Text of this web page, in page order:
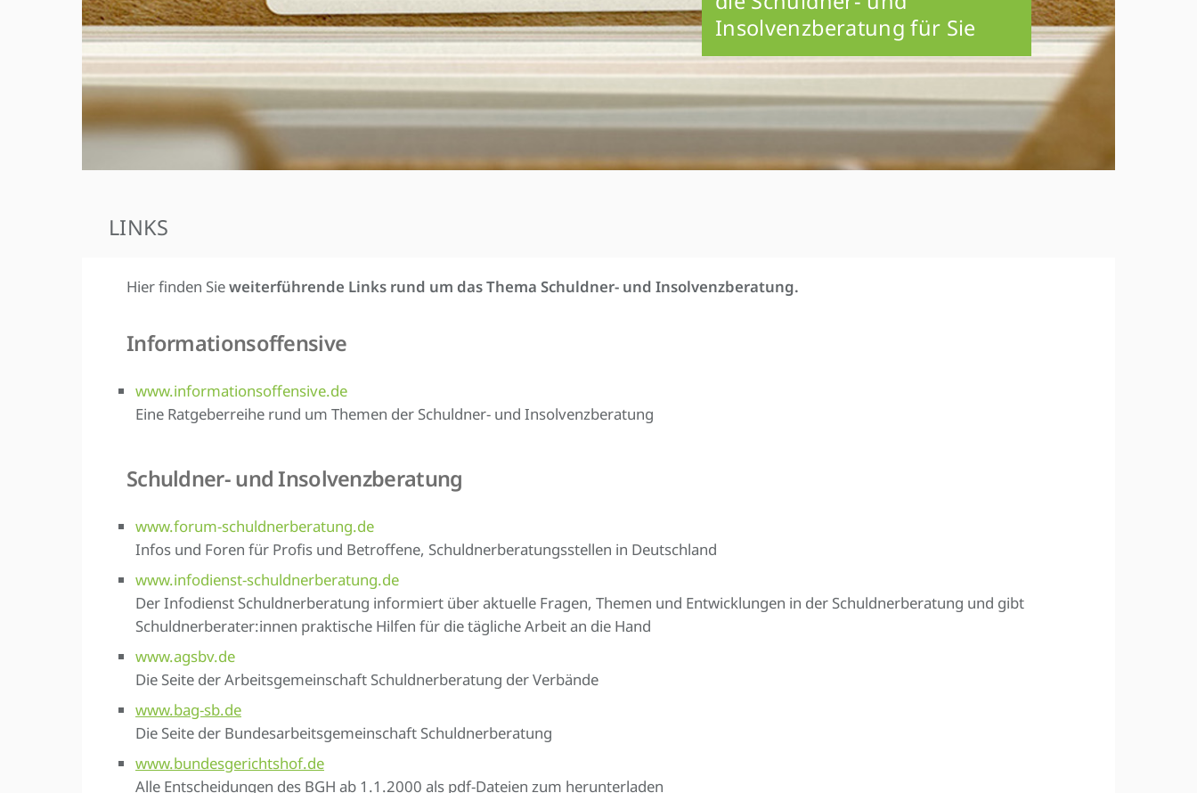
Insolvenzberatung für Sie
LINKS
Hier finden Sieweiterführende Links rund um das Thema Schuldner- und Insolvenzberatung.
Informationsoffensive
www.informationsoffensive.de
Eine Ratgeberreihe rund um Themen der Schuldner- und Insolvenzberatung
Schuldner- und Insolvenzberatung
www.forum-schuldnerberatung.de
Infos und Foren für Profis und Betroffene, Schuldnerberatungsstellen in Deutschland
www.infodienst-schuldnerberatung.de
Der Infodienst Schuldnerberatung informiert über aktuelle Fragen, Themen und Entwicklungen in der Schuldnerberatung und gibt
Schuldnerberater:innen praktische Hilfen für die tägliche Arbeit an die Hand
www.agsbv.de
Die Seite der Arbeitsgemeinschaft Schuldnerberatung der Verbände
www.bag-sb.de
Die Seite der Bundesarbeitsgemeinschaft Schuldnerberatung
www.bundesgerichtshof.de
Alle Entscheidungen des BGH ab 1.1.2000 als pdf-Dateien zum herunterladen